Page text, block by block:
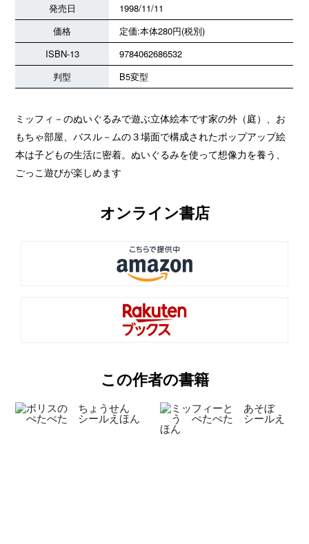
発売日
1998/11/11
価格
定価:本体280円(税別)
ISBN-13
9784062686532
判型
B5変型
ミッフィ－のぬいぐるみで遊ぶ立体絵本です家の外（庭）、お
もちゃ部屋、バスル－ムの３場面で構成されたポップアップ絵
本は子どもの生活に密着。ぬいぐるみを使って想像力を養う、
ごっこ遊びが楽しめます
オンライン書店
この作者の書籍